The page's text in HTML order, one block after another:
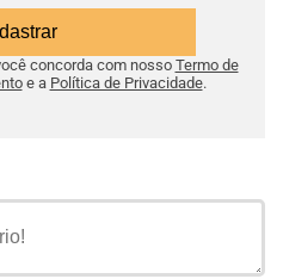
concorda com nosso Termo de
e a Política de Privacidade.